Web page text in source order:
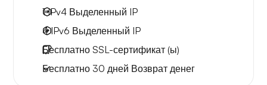
1 IPv4 Выделенный IP
4 IPv6 Выделенный IP
Бесплатно SSL-сертификат (ы)
Бесплатно 30 дней Возврат денег